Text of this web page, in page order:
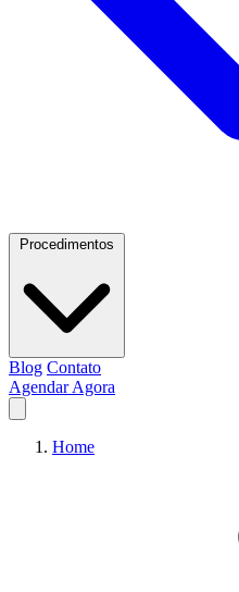
Blog Contato
Agendar Agora
Home